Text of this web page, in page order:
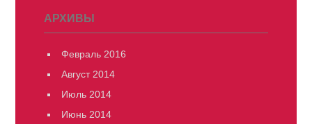
АРХИВЫ
Февраль 2016
Август 2014
Июль 2014
Июнь 2014